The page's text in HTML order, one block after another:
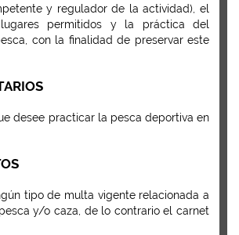
y regulador de la actividad), el
permitidos y la práctica del
con la finalidad de preservar este
desee practicar la pesca deportiva en
tipo de multa vigente relacionada a
y/o caza, de lo contrario el carnet